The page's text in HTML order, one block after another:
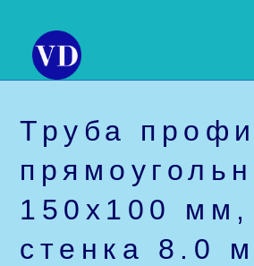
содержимому
Труба
150х100 мм,
стенка 8.0